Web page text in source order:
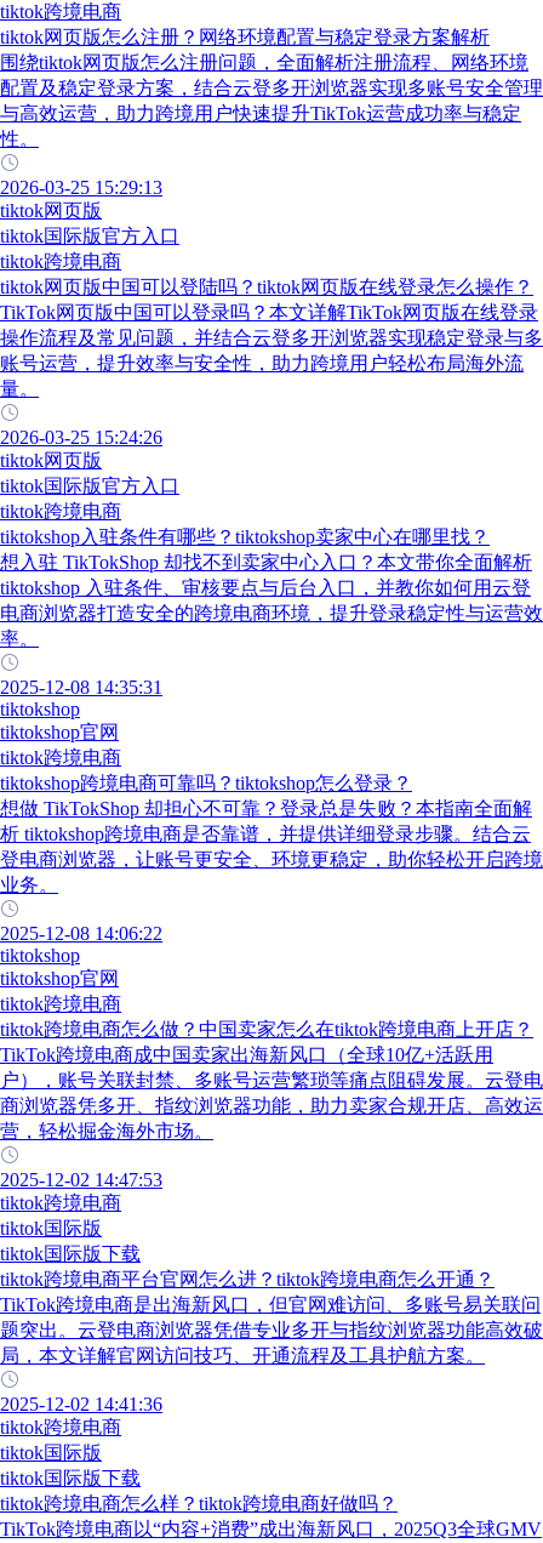
tiktok跨境电商
tiktok网页版怎么注册？网络环境配置与稳定登录方案解析
围绕tiktok网页版怎么注册问题，全面解析注册流程、网络环境
配置及稳定登录方案，结合云登多开浏览器实现多账号安全管理
与高效运营，助力跨境用户快速提升TikTok运营成功率与稳定
性。
2026-03-25 15:29:13
tiktok网页版
tiktok国际版官方入口
tiktok跨境电商
tiktok网页版中国可以登陆吗？tiktok网页版在线登录怎么操作？
TikTok网页版中国可以登录吗？本文详解TikTok网页版在线登录
操作流程及常见问题，并结合云登多开浏览器实现稳定登录与多
账号运营，提升效率与安全性，助力跨境用户轻松布局海外流
量。
2026-03-25 15:24:26
tiktok网页版
tiktok国际版官方入口
tiktok跨境电商
tiktokshop入驻条件有哪些？tiktokshop卖家中心在哪里找？
想入驻 TikTokShop 却找不到卖家中心入口？本文带你全面解析
tiktokshop 入驻条件、审核要点与后台入口，并教你如何用云登
电商浏览器打造安全的跨境电商环境，提升登录稳定性与运营效
率。
2025-12-08 14:35:31
tiktokshop
tiktokshop官网
tiktok跨境电商
tiktokshop跨境电商可靠吗？tiktokshop怎么登录？
想做 TikTokShop 却担心不可靠？登录总是失败？本指南全面解
析 tiktokshop跨境电商是否靠谱，并提供详细登录步骤。结合云
登电商浏览器，让账号更安全、环境更稳定，助你轻松开启跨境
业务。
2025-12-08 14:06:22
tiktokshop
tiktokshop官网
tiktok跨境电商
tiktok跨境电商怎么做？中国卖家怎么在tiktok跨境电商上开店？
TikTok跨境电商成中国卖家出海新风口（全球10亿+活跃用
户），账号关联封禁、多账号运营繁琐等痛点阻碍发展。云登电
商浏览器凭多开、指纹浏览器功能，助力卖家合规开店、高效运
营，轻松掘金海外市场。
2025-12-02 14:47:53
tiktok跨境电商
tiktok国际版
tiktok国际版下载
tiktok跨境电商平台官网怎么进？tiktok跨境电商怎么开通？
TikTok跨境电商是出海新风口，但官网难访问、多账号易关联问
题突出。云登电商浏览器凭借专业多开与指纹浏览器功能高效破
局，本文详解官网访问技巧、开通流程及工具护航方案。
2025-12-02 14:41:36
tiktok跨境电商
tiktok国际版
tiktok国际版下载
tiktok跨境电商怎么样？tiktok跨境电商好做吗？
TikTok跨境电商以“内容+消费”成出海新风口，2025Q3全球GMV